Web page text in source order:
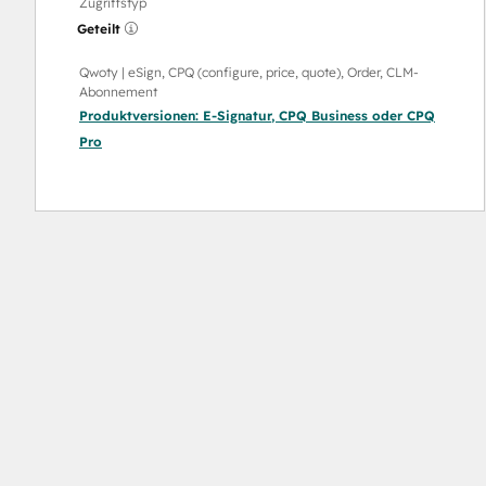
Geteilt
Qwoty | eSign, CPQ (configure, price, quote), Order, CLM-
Abonnement
Produktversionen: E-Signatur, CPQ Business oder CPQ
Pro